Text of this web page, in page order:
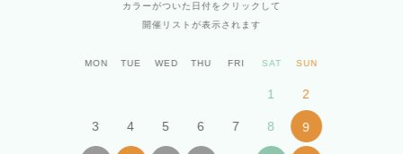
カラーがついた日付をクリックして
開催リストが表示されます
MON TUE WED THU FRI SAT SUN
1 2
3 4 5 6 7 8 9